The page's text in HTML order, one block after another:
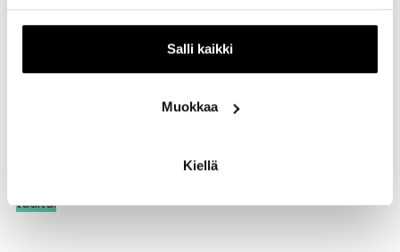
Salli kaikki
Muokkaa
Kiellä
Myymälän aukioloajat
Tervetuloa tutustumaan uuteen liikkeeseen ja tekemään
täältä.